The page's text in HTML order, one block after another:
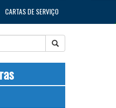
CARTAS DE SERVIÇO